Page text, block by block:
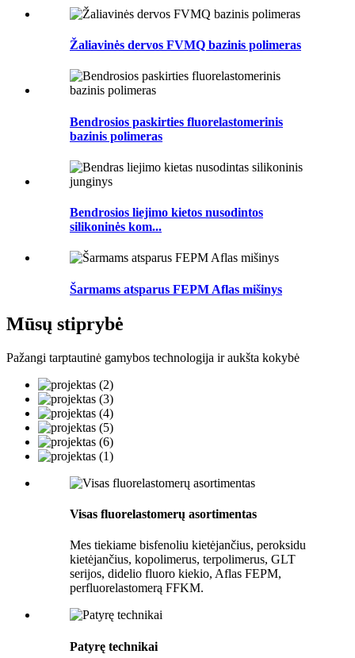
Žaliavinės dervos FVMQ bazinis polimeras
Bendrosios paskirties fluorelastomerinis
bazinis polimeras
Bendrosios liejimo kietos nusodintos
silikoninės kom...
Šarmams atsparus FEPM Aflas mišinys
Mūsų stiprybė
Pažangi tarptautinė gamybos technologija ir aukšta kokybė
Visas fluorelastomerų asortimentas
Mes tiekiame bisfenoliu kietėjančius, peroksidu
kietėjančius, kopolimerus, terpolimerus, GLT
serijos, didelio fluoro kiekio, Aflas FEPM,
perfluorelastomerą FFKM.
Patyrę technikai